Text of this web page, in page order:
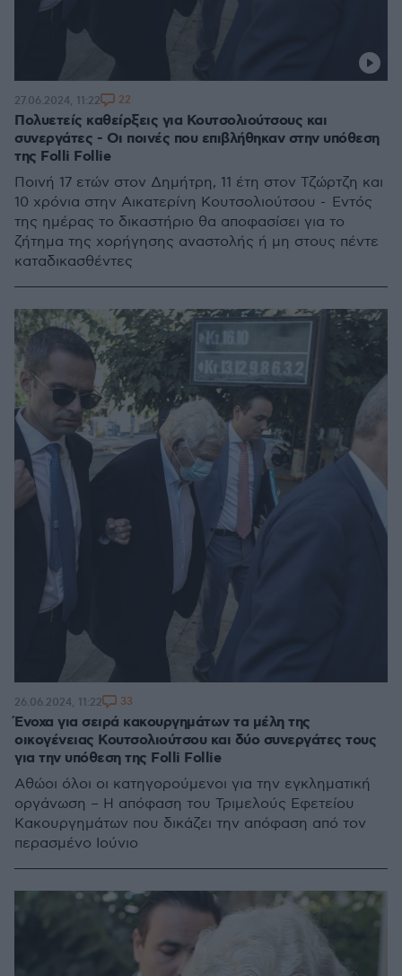
Πολυετείς καθείρξεις για Κουτσολιούτσους και
συνεργάτες - Οι ποινές που επιβλήθηκαν στην υπόθεση
της Folli Follie
Ποινή 17 ετών στον Δημήτρη, 11 έτη στον Τζώρτζη και
10 χρόνια στην Αικατερίνη Κουτσολιούτσου - Εντός
της ημέρας το δικαστήριο θα αποφασίσει για το
ζήτημα της χορήγησης αναστολής ή μη στους πέντε
καταδικασθέντες
27.06.2024, 11:22 22
Ένοχα για σειρά κακουργημάτων τα μέλη της
οικογένειας Κουτσολιούτσου και δύο συνεργάτες τους
για την υπόθεση της Folli Follie
Αθώοι όλοι οι κατηγορούμενοι για την εγκληματική
οργάνωση – Η απόφαση του Τριμελούς Εφετείου
Κακουργημάτων που δικάζει την απόφαση από τον
περασμένο Ιούνιο
26.06.2024, 11:22 33